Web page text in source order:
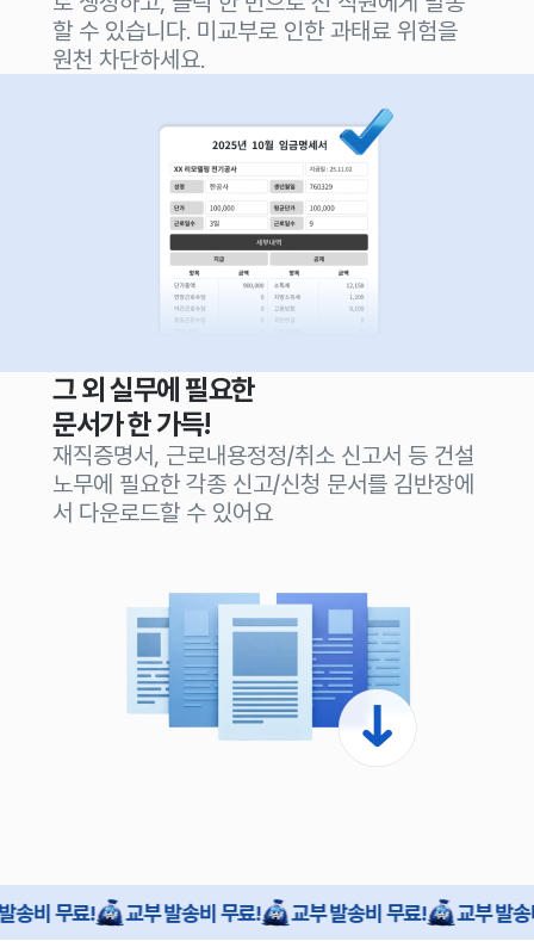
할 수 있습니다. 미교부로 인한 과태료 위험을
원천 차단하세요.
그 외 실무에 필요한
문서가 한 가득!
재직증명서, 근로내용정정/취소 신고서 등 건설
노무에 필요한 각종 신고/신청 문서를 김반장에
서 다운로드할 수 있어요
무료! 교부 발송비 무료! 교부 발송비 무료! 교부 발송비 무